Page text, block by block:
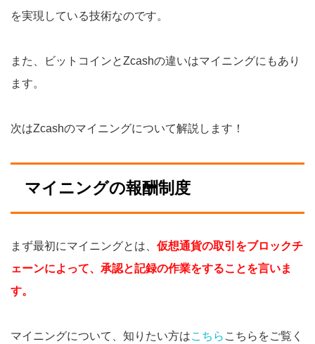
を実現している技術なのです。
また、ビットコインとZcashの違いはマイニングにもあり
ます。
次はZcashのマイニングについて解説します！
マイニングの報酬制度
まず最初にマイニングとは、 仮想通貨の取引をブロックチ
ェーンによって、承認と記録の作業をすることを言いま
す。
マイニングについて、知りたい方はこちら こちらをご覧く